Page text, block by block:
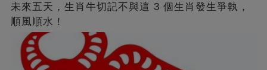
未來五天，生肖牛切記不與這 3 個生肖發生爭執，
順風順水！